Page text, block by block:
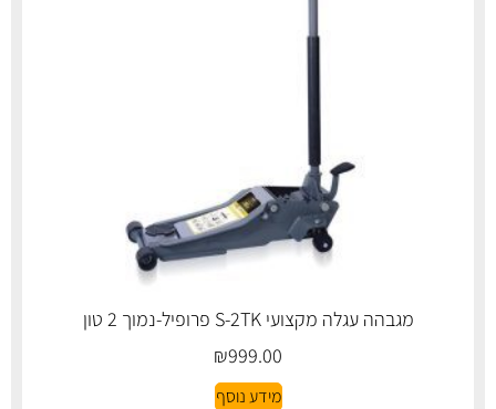
מגבהה עגלה מקצועי S-2TK פרופיל-נמוך 2 טון
₪999.00
מידע נוסף